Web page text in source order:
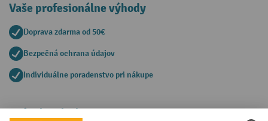
Vaše profesionálne výhody
Doprava zdarma od 50€
Bezpečná ochrana údajov
Individuálne poradenstvo pri nákupe
Spôsoby platby